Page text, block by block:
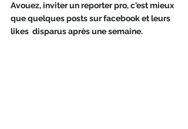
Avouez, inviter un reporter pro, c'est mieux
que quelques posts sur facebook et leurs
likes  disparus après une semaine.